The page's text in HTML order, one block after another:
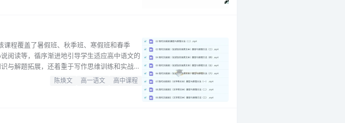
程覆盖了暑假班、秋季班、寒假班和春季
阅读等，循序渐进地引导学生适应高中语文的
与解题拓展，还着重于写作思维训练和实战训
点突破，以及主题探究与写作解题突破。春季
、题型与原理方法展开教学。课程的特色在于
陈焕文 高一语文 高中课程